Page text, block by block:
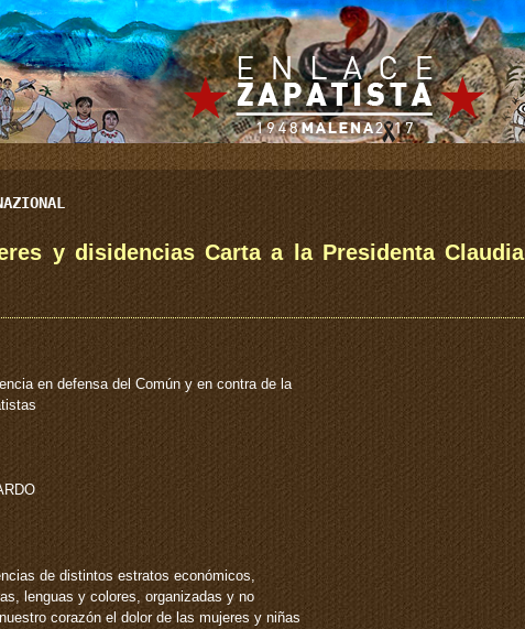
y disidencias Carta a la Presidenta Claudia
en defensa del Común y en contra de la
de distintos estratos económicos,
lenguas y colores, organizadas y no
corazón el dolor de las mujeres y niñas